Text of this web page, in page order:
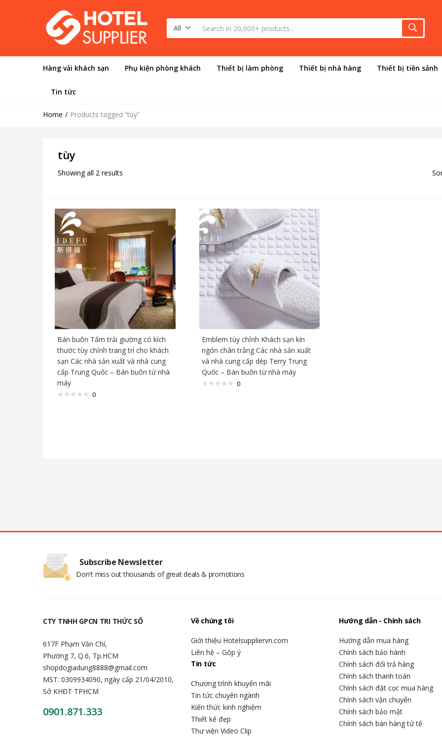
All
Hàng vải khách sạn Phụ kiện phòng khách Thiết bị làm phòng Thiết bị nhà hàng Thiết bị tiền sảnh
Tin tức
Home Products tagged “tùy”
tùy
Showing all 2 results
Bán buôn Tấm trải giường có kích
thước tùy chỉnh trang trí cho khách
sạn Các nhà sản xuất và nhà cung
cấp Trung Quốc – Bán buôn từ nhà
máy
0
Emblem tùy chỉnh Khách sạn kín
ngón chân trắng Các nhà sản xuất
và nhà cung cấp dép Terry Trung
Quốc – Bán buôn từ nhà máy
0
Subscribe Newsletter
Don't miss out thousands of great deals & promotions
CTY TNHH GPCN TRI THỨC SỐ
617F Phạm Văn Chí,
Phường 7, Q.6, Tp.HCM
shopdogiadung8888@gmail.com
MST: 0309934090, ngày cấp 21/04/2010,
Sở KHĐT TPHCM
0901.871.333
Về chúng tôi
Giới thiệu Hotelsuppliervn.com
Liên hệ – Góp ý
Tin tức
Chương trình khuyến mãi
Tin tức chuyên ngành
Kiến thức kinh nghiệm
Thiết kế đẹp
Thư viện Video Clip
Hướng dẫn - Chính sách
Hướng dẫn mua hàng
Chính sách bảo hành
Chính sách đổi trả hàng
Chính sách thanh toán
Chính sách đặt cọc mua hàng
Chính sách vận chuyển
Chính sách bảo mật
Chính sách bán hàng tử tế